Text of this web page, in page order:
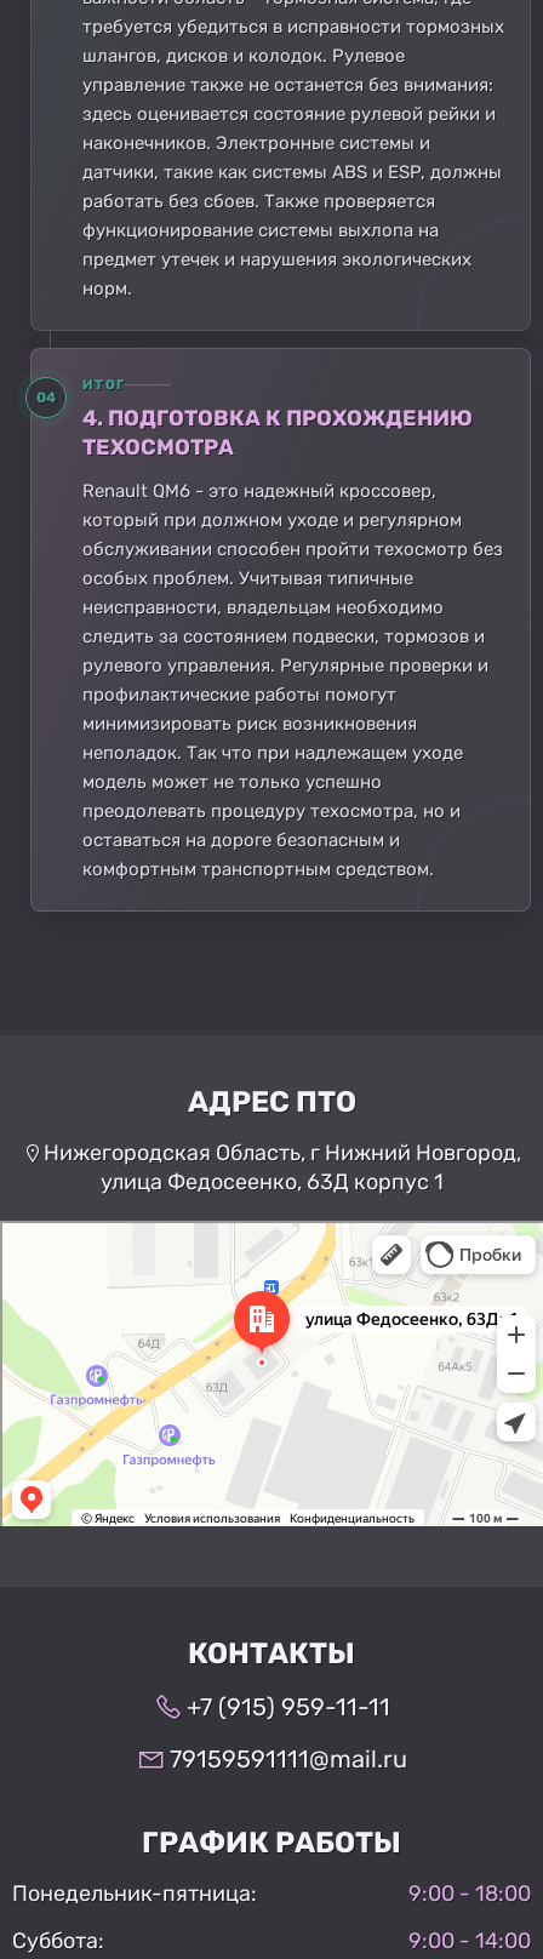
требуется убедиться в исправности тормозных
шлангов, дисков и колодок. Рулевое
управление также не останется без внимания:
здесь оценивается состояние рулевой рейки и
наконечников. Электронные системы и
датчики, такие как системы ABS и ESP, должны
работать без сбоев. Также проверяется
функционирование системы выхлопа на
предмет утечек и нарушения экологических
норм.
04
ИТОГ
4. ПОДГОТОВКА К ПРОХОЖДЕНИЮ
ТЕХОСМОТРА
Renault QM6 - это надежный кроссовер,
который при должном уходе и регулярном
обслуживании способен пройти техосмотр без
особых проблем. Учитывая типичные
неисправности, владельцам необходимо
следить за состоянием подвески, тормозов и
рулевого управления. Регулярные проверки и
профилактические работы помогут
минимизировать риск возникновения
неполадок. Так что при надлежащем уходе
модель может не только успешно
преодолевать процедуру техосмотра, но и
оставаться на дороге безопасным и
комфортным транспортным средством.
АДРЕС ПТО
Нижегородская Область, г Нижний Новгород,
улица Федосеенко, 63Д корпус 1
Нижний Новгород
Улица Федосеенко, 63Дк1 —
Яндекс Карты
КОНТАКТЫ
+7 (915) 959-11-11
79159591111@mail.ru
ГРАФИК РАБОТЫ
Понедельник-пятница:
9:00 - 18:00
Суббота:
9:00 - 14:00